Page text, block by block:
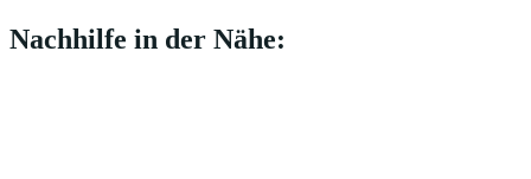
Nachhilfe in der Nähe: